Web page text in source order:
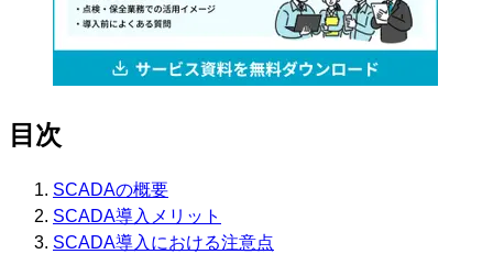
目次
SCADAの概要
SCADA導入メリット
SCADA導入における注意点